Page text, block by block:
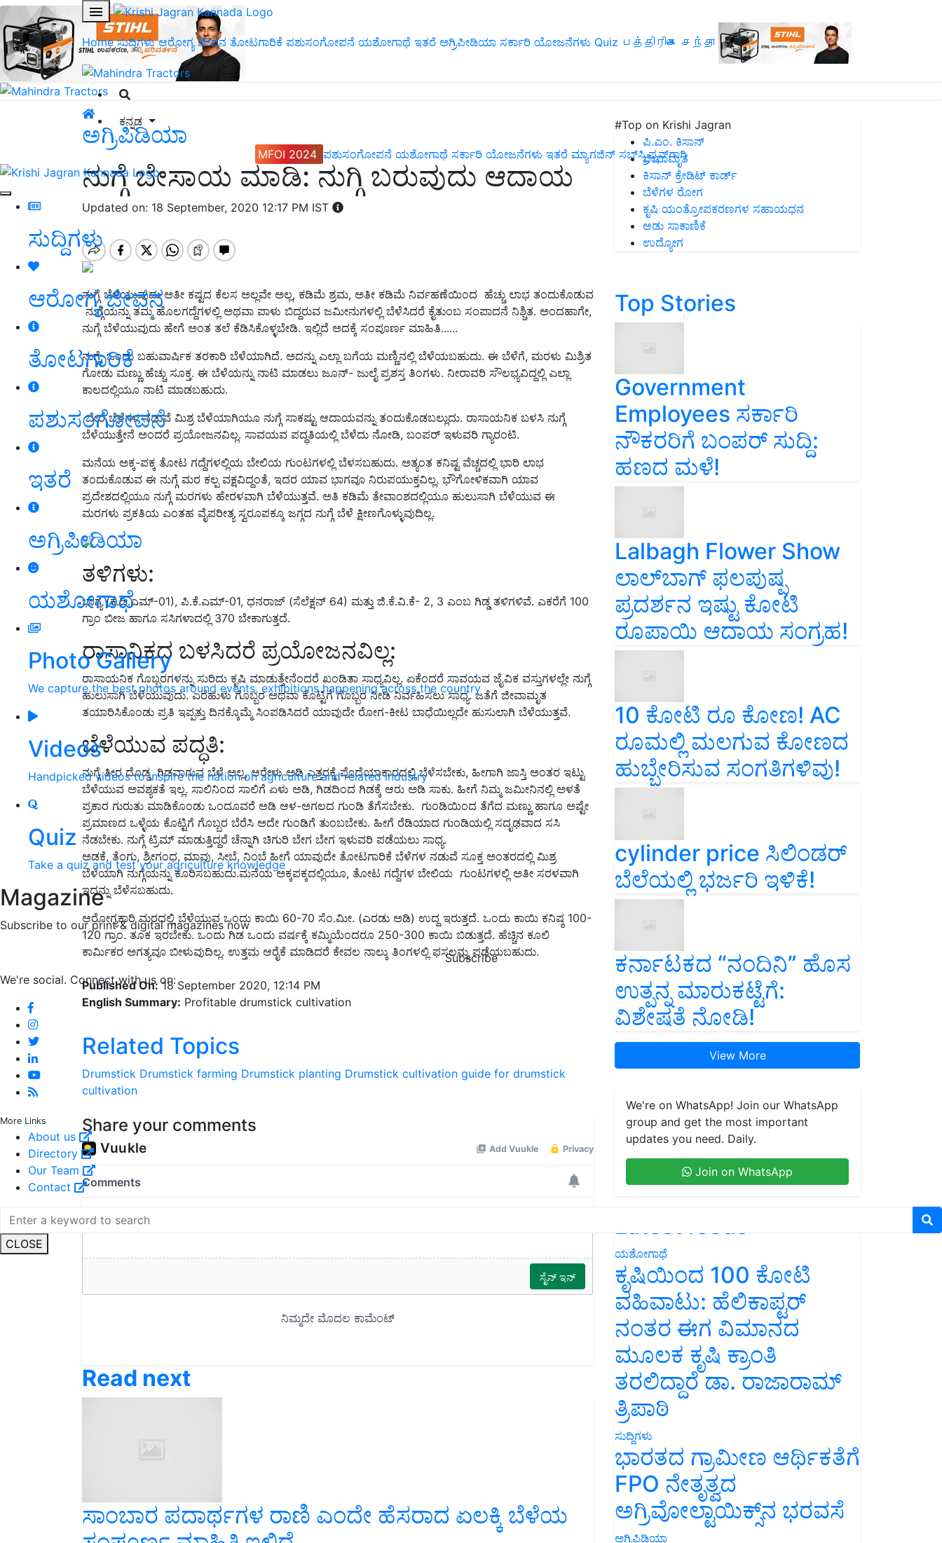
Home ಸುದ್ದಿಗಳು ಆರೋಗ್ಯ ಜೀವನ ತೋಟಗಾರಿಕೆ ಪಶುಸಂಗೋಪನೆ ಯಶೋಗಾಥೆ ಇತರೆ ಅಗ್ರಿಪೀಡಿಯಾ ಸರ್ಕಾರಿ ಯೋಜನೆಗಳು Quiz பத்திரிகை சந்தா
ಕನ್ನಡ
MFOI 2024 ಪಶುಸಂಗೋಪನೆ ಯಶೋಗಾಥೆ ಸರ್ಕಾರಿ ಯೋಜನೆಗಳು ಇತರೆ ಮ್ಯಾಗಜಿನ್‌ ಸಬ್‌ಸ್ಕ್ರಿಪ್ಷನ್‌ಗಾಗಿ
ಸುದ್ದಿಗಳು
ಆರೋಗ್ಯ ಜೀವನ
ತೋಟಗಾರಿಕೆ
ಪಶುಸಂಗೋಪನೆ
ಇತರೆ
ಅಗ್ರಿಪೀಡಿಯಾ
ಯಶೋಗಾಥೆ
Photo Gallery
We capture the best photos around events, exhibitions happening across the country
Videos
Handpicked videos to inspire the nation on agriculture and related industry
Quiz
Take a quiz and test your agriculture knowledge
Magazine
Subscribe to our print & digital magazines now
Subscribe
We're social. Connect with us on:
More Links
About us
Directory
Our Team
Contact
CLOSE
ಅಗ್ರಿಪಿಡಿಯಾ
ನುಗ್ಗೆ ಬೇಸಾಯ ಮಾಡಿ: ನುಗ್ಗಿ ಬರುವುದು ಆದಾಯ
Updated on: 18 September, 2020 12:17 PM IST
ನುಗ್ಗೆ ಬೆಳೆಯುವುದು ಅತೀ ಕಷ್ಟದ ಕೆಲಸ ಅಲ್ಲವೇ ಅಲ್ಲ, ಕಡಿಮೆ ಶ್ರಮ, ಅತೀ ಕಡಿಮೆ ನಿರ್ವಹಣೆಯಿಂದ ಹೆಚ್ಚು ಲಾಭ ತಂದುಕೊಡುವ
ನುಗ್ಗೆಯನ್ನು ತಮ್ಮ ಹೊಲಗದ್ದೆಗಳಲ್ಲಿ ಅಥವಾ ಪಾಳು ಬಿದ್ದರುವ ಜಮೀನುಗಳಲ್ಲಿ ಬೆಳೆಸಿದರೆ ಕೈತುಂಬ ಸಂಪಾದನೆ ನಿಶ್ಚಿತ. ಅಂದಹಾಗೇ,
ನುಗ್ಗೆ ಬೆಳೆಯುವುದು ಹೇಗೆ ಅಂತ ತಲೆ ಕೆಡಿಸಿಕೊಳ್ಳಬೇಡಿ. ಇಲ್ಲಿದೆ ಅದಕ್ಕೆ ಸಂಪೂರ್ಣ ಮಾಹಿತಿ......
ನುಗ್ಗೆ, ಒಂದು ಬಹುವಾರ್ಷಿಕ ತರಕಾರಿ ಬೆಳೆಯಾಗಿದೆ. ಅದನ್ನು ಎಲ್ಲಾ ಬಗೆಯ ಮಣ್ಣಿನಲ್ಲಿ ಬೆಳೆಯಬಹುದು. ಈ ಬೆಳೆಗೆ, ಮರಳು ಮಿಶ್ರಿತ
ಗೋಡು ಮಣ್ಣು ಹೆಚ್ಚು ಸೂಕ್ತ. ಈ ಬೆಳೆಯನ್ನು ನಾಟಿ ಮಾಡಲು ಜೂನ್‌- ಜುಲೈ ಪ್ರಶಸ್ತ ತಿಂಗಳು. ನೀರಾವರಿ ಸೌಲಭ್ಯವಿದ್ದಲ್ಲಿ ಎಲ್ಲಾ
ಕಾಲದಲ್ಲಿಯೂ ನಾಟಿ ಮಾಡಬಹುದು.
ಬೇರೆ ಬೆಳೆಗಳ ನಡುವೆ ಮಿಶ್ರ ಬೆಳೆಯಾಗಿಯೂ ನುಗ್ಗೆ ಸಾಕಷ್ಟು ಆದಾಯವನ್ನು ತಂದುಕೊಡಬಲ್ಲುದು. ರಾಸಾಯನಿಕ ಬಳಸಿ ನುಗ್ಗೆ
ಬೆಳೆಯುತ್ತೇನೆ ಅಂದರೆ ಪ್ರಯೋಜನವಿಲ್ಲ. ಸಾವಯವ ಪದ್ಧತಿಯಲ್ಲಿ ಬೆಳೆದು ನೋಡಿ, ಬಂಪರ್‌ ಇಳುವರಿ ಗ್ಯಾರಂಟಿ.
ಮನೆಯ ಅಕ್ಕ-ಪಕ್ಕ ತೋಟ ಗದ್ದೆಗಳಲ್ಲಿಯ ಬೇಲಿಯ ಗುಂಟಗಳಲ್ಲಿ ಬೆಳಸಬಹುದು. ಅತ್ಯಂತ ಕನಿಷ್ಟ ವೆಚ್ಚದಲ್ಲಿ ಭಾರಿ ಲಾಭ
ತಂದುಕೊಡುವ ಈ ನುಗ್ಗೆ ಮರ ಕಲ್ಪ ವಕ್ಷವಿದ್ದಂತೆ, ಇದರ ಯಾವ ಭಾಗವೂ ನಿರುಪಯುಕ್ತವಿಲ್ಲ. ಭೌಗೋಳಿಕವಾಗಿ ಯಾವ
ಪ್ರದೇಶದಲ್ಲಿಯೂ ನುಗ್ಗೆ ಮರಗಳು ಹೇರಳವಾಗಿ ಬೆಳೆಯುತ್ತವೆ. ಅತಿ ಕಡಿಮೆ ತೇವಾಂಶದಲ್ಲಿಯೂ ಹುಲುಸಾಗಿ ಬೆಳೆಯುವ ಈ
ಮರಗಳು ಪ್ರಕತಿಯ ಎಂತಹ ವೈಪರೀತ್ಯ ಸ್ವರೂಪಕ್ಕೂ ಜಗ್ಗದ ನುಗ್ಗೆ ಬೆಳೆ ಕ್ಷೀಣಗೊಳ್ಳುವುದಿಲ್ಲ.
ತಳಿಗಳು:
ಭಾಗ್ಯ (ಕೆ.ಡಿ.ಎಮ್‌-01), ಪಿ.ಕೆ.ಎಮ್‌-01, ಧನರಾಜ್‌ (ಸೆಲೆಕ್ಷನ್‌ 64) ಮತ್ತು ಜಿ.ಕೆ.ವಿ.ಕೆ- 2, 3 ಎಂಬ ಗಿಡ್ಡ ತಳಿಗಳಿವೆ. ಎಕರೆಗೆ 100
ಗ್ರಾಂ ಬೀಜ ಹಾಗೂ ಸಸಿಗಳಾದಲ್ಲಿ 370 ಬೇಕಾಗುತ್ತದೆ.
ರಾಸಾನಿಕದ ಬಳಸಿದರೆ ಪ್ರಯೋಜನವಿಲ್ಲ:
ರಾಸಾಯನಿಕ ಗೊಬ್ಬರಗಳನ್ನು ಸುರಿದು ಕೃಷಿ ಮಾಡುತ್ತೇನೆಂದರೆ ಖಂಡಿತಾ ಸಾಧ್ಯವಿಲ್ಲ. ಏಕೆಂದರೆ ಸಾವಯವ ಜೈವಿಕ ವಸ್ತುಗಳಲ್ಲೇ ನುಗ್ಗೆ
ಹುಲುಸಾಗಿ ಬೆಳೆಯುವುದು. ಎರೆಹುಳು ಗೊಬ್ಬರ ಅಥವಾ ಕೊಟ್ಟಿಗೆ ಗೊಬ್ಬರ ನೀಡಿ ನಿರ್ವಹಿಸಲು ಸಾಧ್ಯ. ಜತೆಗೆ ಜೀವಾಮೃತ
ತಯಾರಿಸಿಕೊಂಡು ಪ್ರತಿ ಇಪ್ಪತ್ತು ದಿನಕ್ಕೊಮ್ಮೆ ಸಿಂಪಡಿಸಿದರೆ ಯಾವುದೇ ರೋಗ-ಕೀಟ ಬಾಧೆಯಿಲ್ಲದೇ ಹುಸುಲಾಗಿ ಬೆಳೆಯುತ್ತವೆ.
ಬೆಳೆಯುವ ಪದ್ಧತಿ:
ನುಗ್ಗೆ ತೀರ ದೊಡ್ಡ ಗಿಡವಾಗುವ ಬೆಳೆ ಅಲ್ಲ, ಆರೇಳು ಅಡಿ ಎತ್ತರಕ್ಕೆ ಪೊದೆಯಾಕಾರದಲ್ಲಿ ಬೆಳೆಸಬೇಕು, ಹೀಗಾಗಿ ಜಾಸ್ತಿ ಅಂತರ ಇಟ್ಟು
ಬೆಳೆಯುವ ಅವಶ್ಯಕತೆ ಇಲ್ಲ. ಸಾಲಿನಿಂದ ಸಾಲಿಗೆ ಏಳು ಅಡಿ, ಗಿಡದಿಂದ ಗಿಡಕ್ಕೆ ಆರು ಅಡಿ ಸಾಕು. ಹೀಗೆ ನಿಮ್ಮ ಜಮೀನಿನಲ್ಲಿ ಅಳತೆ
ಪ್ರಕಾರ ಗುರುತು ಮಾಡಿಕೊಂಡು ಒಂದೂವರೆ ಅಡಿ ಆಳ-ಅಗಲದ ಗುಂಡಿ ತೆಗೆಸಬೇಕು. ಗುಂಡಿಯಿಂದ ತೆಗೆದ ಮಣ್ಣು ಹಾಗೂ ಅಷ್ಟೇ
ಪ್ರಮಾಣದ ಒಳ್ಳೆಯ ಕೊಟ್ಟಿಗೆ ಗೊಬ್ಬರ ಬೆರೆಸಿ ಅದೇ ಗುಂಡಿಗೆ ತುಂಬಬೇಕು. ಹೀಗೆ ರೆಡಿಯಾದ ಗುಂಡಿಯಲ್ಲಿ ಸದೃಢವಾದ ಸಸಿ
ನೆಡಬೇಕು. ನುಗ್ಗೆ ಟ್ರಿಮ್ ಮಾಡುತ್ತಿದ್ದರೆ ಚೆನ್ನಾಗಿ ಚಿಗುರಿ ಬೇಗ ಬೇಗ ಇಳುವರಿ ಪಡೆಯಲು ಸಾಧ್ಯ.
ಅಡಕೆ, ತೆಂಗು, ಶ್ರೀಗಂಧ, ಮಾವು, ಸೀಬೆ, ನಿಂಬೆ ಹೀಗೆ ಯಾವುದೇ ತೋಟಗಾರಿಕೆ ಬೆಳೆಗಳ ನಡುವೆ ಸೂಕ್ತ ಅಂತರದಲ್ಲಿ ಮಿಶ್ರ
ಬೆಳೆಯಾಗಿ ನುಗ್ಗೆಯನ್ನು ಕೂರಿಸಬಹುದು.ಮನೆಯ ಅಕ್ಕಪಕ್ಕದಲ್ಲಿಯೂ, ತೋಟ ಗದ್ದೆಗಳ ಬೇಲಿಯ ಗುಂಟಗಳಲ್ಲಿ ಅತೀ ಸರಳವಾಗಿ
ಇದನ್ನು ಬೆಳೆಸಬಹುದು.
ಆರೋಗ್ಯಕಾರಿ ಮರದಲ್ಲಿ ಬೆಳೆಯುವ ಒಂದು ಕಾಯಿ 60-70 ಸೆಂ.ಮೀ. (ಎರಡು ಅಡಿ) ಉದ್ದ ಇರುತ್ತದೆ. ಒಂದು ಕಾಯಿ ಕನಿಷ್ಠ 100-
120 ಗ್ರಾಂ. ತೂಕ ಇರಬೇಕು. ಒಂದು ಗಿಡ ಒಂದು ವರ್ಷಕ್ಕೆ ಕಮ್ಮಿಯೆಂದರೂ 250-300 ಕಾಯಿ ಬಿಡುತ್ತದೆ. ಹೆಚ್ಚಿನ ಕೂಲಿ
ಕಾರ್ಮಿಕರ ಅಗತ್ಯವೂ ಬೀಳುವುದಿಲ್ಲ. ಉತ್ತಮ ಆರೈಕೆ ಮಾಡಿದರೆ ಕೇವಲ ನಾಲ್ಕು ತಿಂಗಳಲ್ಲಿ ಫಸಲನ್ನು ಪಡೆಯಬಹುದು.
Published On:18 September 2020, 12:14 PM
English Summary: Profitable drumstick cultivation
Related Topics
Drumstick Drumstick farming Drumstick planting Drumstick cultivation guide for drumstick
cultivation
Share your comments
Read next
ಸಾಂಬಾರ ಪದಾರ್ಥಗಳ ರಾಣಿ ಎಂದೇ ಹೆಸರಾದ ಏಲಕ್ಕಿ ಬೆಳೆಯ
#Top on Krishi Jagran
ಪಿ.ಎಂ. ಕಿಸಾನ್
ಜೀವಾಮೃತ
ಕಿಸಾನ್ ಕ್ರೇಡಿಟ್ ಕಾರ್ಡ್
ಬೆಳೆಗಳ ರೋಗ
ಕೃಷಿ ಯಂತ್ರೋಪಕರಣಗಳ ಸಹಾಯಧನ
ಆಡು ಸಾಕಾಣಿಕೆ
ಉದ್ಯೋಗ
Top Stories
Government
Employees ಸರ್ಕಾರಿ
ನೌಕರರಿಗೆ ಬಂಪರ್‌ ಸುದ್ದಿ:
ಹಣದ ಮಳೆ!
Lalbagh Flower Show
ಲಾಲ್‌ಬಾಗ್ ಫಲಪುಷ್ಪ
ಪ್ರದರ್ಶನ ಇಷ್ಟು ಕೋಟಿ
ರೂಪಾಯಿ ಆದಾಯ ಸಂಗ್ರಹ!
10 ಕೋಟಿ ರೂ ಕೋಣ! AC
ರೂಮಲ್ಲಿ ಮಲಗುವ ಕೋಣದ
ಹುಬ್ಬೇರಿಸುವ ಸಂಗತಿಗಳಿವು!
cylinder price ಸಿಲಿಂಡರ್‌
ಬೆಲೆಯಲ್ಲಿ ಭರ್ಜರಿ ಇಳಿಕೆ!
ಕರ್ನಾಟಕದ “ನಂದಿನಿ” ಹೊಸ
ಉತ್ಪನ್ನ ಮಾರುಕಟ್ಟೆಗೆ:
ವಿಶೇಷತೆ ನೋಡಿ!
View More
We're on WhatsApp! Join our WhatsApp
group and get the most important
updates you need. Daily.
Join on WhatsApp
Latest feeds
ಯಶೋಗಾಥೆ
ಕೃಷಿಯಿಂದ 100 ಕೋಟಿ
ವಹಿವಾಟು: ಹೆಲಿಕಾಪ್ಟರ್
ನಂತರ ಈಗ ವಿಮಾನದ
ಮೂಲಕ ಕೃಷಿ ಕ್ರಾಂತಿ
ತರಲಿದ್ದಾರೆ ಡಾ. ರಾಜಾರಾಮ್
ತ್ರಿಪಾಠಿ
ಸುದ್ದಿಗಳು
ಭಾರತದ ಗ್ರಾಮೀಣ ಆರ್ಥಿಕತೆಗೆ
FPO ನೇತೃತ್ವದ
ಅಗ್ರಿವೋಲ್ಟಾಯಿಕ್ಸ್‌ನ ಭರವಸೆ
ಅಗ್ರಿಪಿಡಿಯಾ